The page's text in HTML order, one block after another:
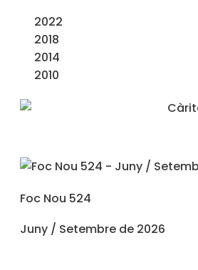
2022
2018
2014
2010
Foc Nou 524
Juny / Setembre de 2026